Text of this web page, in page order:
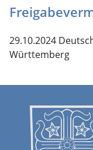
29.10.2024
Württemberg